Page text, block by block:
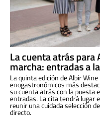
La cuenta atrás para
marcha: entradas a
La quinta edición de Albir
enogastronómicos más
su cuenta atrás con la puesta
entradas. La cita tendrá lugar
reunir una cuidada selección
directo.